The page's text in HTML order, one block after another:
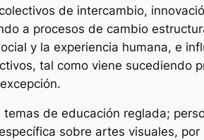
de intercambio,
a procesos de cambio
y la experiencia humana, e
tal como viene sucediendo
de educación reglada;
sobre artes visuales,